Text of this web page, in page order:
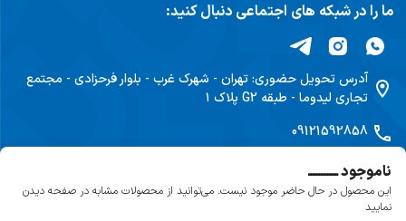
ناموجود ـــــــــــ
این محصول در حال حاضر موجود نیست. می‌توانید از محصولات مشابه در صفحه دیدن
نمایید
ما را در شبکه های اجتماعی دنبال کنید:
آدرس تحویل حضوری:تهران - شهرک غرب - بلوار فرحزادی - مجتمع
تجاری لیدوما - طبقه G2 پلاک ۱
09121592858